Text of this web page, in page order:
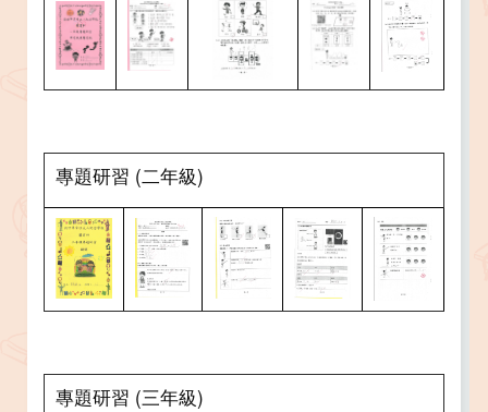
專題研習 (二年級)
專題研習 (三年級)